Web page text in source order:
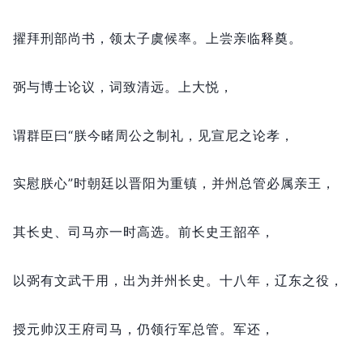
擢拜刑部尚书， 领太子虞候率。 上尝亲临释奠。
弼与博士论议， 词致清远。 上大悦，
谓群臣曰“朕今睹周公之制礼， 见宣尼之论孝，
实慰朕心”时朝廷以晋阳为重镇， 并州总管必属亲王，
其长史、司马亦一时高选。 前长史王韶卒，
以弼有文武干用， 出为并州长史。 十八年， 辽东之役，
授元帅汉王府司马， 仍领行军总管。 军还，